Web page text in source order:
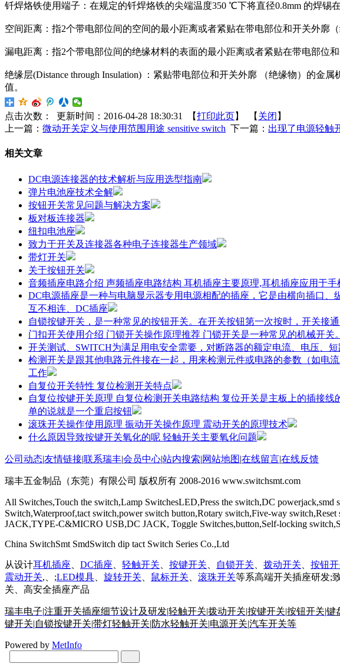
钎焊烙铁使用端子：在规定的钎焊烙铁的尖端温度350 ℃下将直径0.8mm 的焊
空间距离：指2个带电部位间的空间的最小距离或者紧贴在带电部位和开关外廓
漏电距离：指2个带电部位间的绝缘材料的表面的最小距离或者紧贴在带电部位
绝缘层(Distance through Insulation) ：紧贴带电部位和开关外廓 （绝缘物）的
值。
点击次数： 更新时间：2016-04-28 18:30:31 【打印此页】 【 关闭 】
上一篇： 微动开关定义与使用范围用途 sensitive switch 下一篇： 出现了电源轻触
相关文章
DC电源连接器的技术解析与应用选型指南
弹片电池座技术全解
按钮开关常见问题与解决方案
板对板连接器
纽扣电池座
致力于开关及连接器各种电子连接器生产领域
带灯开关
关于按钮开关
音频插座电路介绍 声频插座电路结构 耳机插座主要原理,耳机插座应用于
DC电源插座是一种与电脑显示器专用电源相配的插座，它是由横向插口
互不相连、DC插座
自锁按键开关，是一种常见的按钮开关。在开关按钮第一次按时，开关接
门扣开关使用介绍 门锁开关操作原理推荐 门锁开关是一种常见的机械开
开关测试、SWITCH为满足用电安全需要，对断路器的额定电流、电压、
检测开关是跟其他电路元件接在一起，用来检测元件或电路的参数（如电
工作
自复位开关特性 复位检测开关特点
自复位按键开关原理 自复位检测开关电路结构 复位开关是主板上的插接
单的说就是一个重启按钮
滚珠开关操作使用原理 振动开关操作原理 震动开关的原理技术
什么原因导致按键开关氧化的呢 轻触开关主要氧化问题
公司动态|友情链接|联系瑞丰|会员中心|站内搜索|网站地图|在线留言|在线反馈
瑞丰五金制品（东莞）有限公司 版权所有 2008-2016 www.switchsmt.com
All Switches,Touch the switch,Lamp SwitchesLED,Press the switch,DC
Switch,Waterproof,tact switch,power switch button,Rotary switch,Five-way
JACK,TYPE-C&MICRO USB,DC JACK, Toggle Switches,button,Self-locking
China SwitchSmt SmdSwitch dip tact Switch Series Co.,Ltd
从设计耳机插座 DC插座 轻触开关 按键开关 自锁开关 拨动开关 按钮
震动开关,、;LED模具 旋转开关 鼠标开关 滚珠开关等系高端开关插座研发;
关、高安全插座产品
瑞丰电子|注重开关插座细节设计及研发|轻触开关|拨动开关|按键开关|按钮开关|键
键开关|自锁按键开关|带灯轻触开关|防水轻触开关|电源开关|汽车开关等
Powered by MetInfo